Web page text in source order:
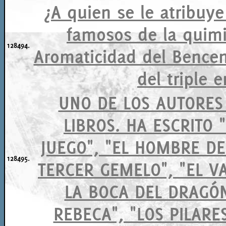
128494.
¿A quien se le
famosos de la
Aromaticidad del
del triple
128495.
UNO DE LOS
LIBROS. HA ESCRITO
JUEGO", "EL HOMBRE
TERCER GEMELO", "EL
LA BOCA DEL
REBECA", "LOS